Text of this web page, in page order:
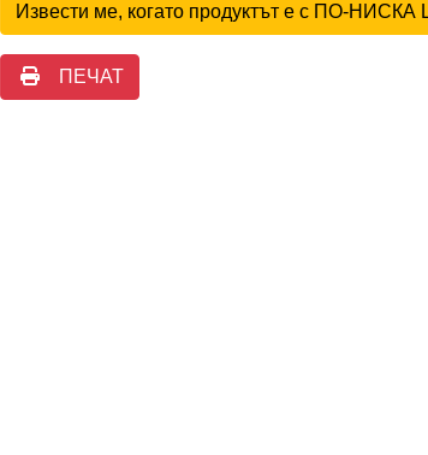
Извести ме, когато продуктът е с ПО-
ПЕЧАТ